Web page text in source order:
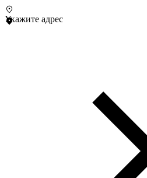
Укажите адрес